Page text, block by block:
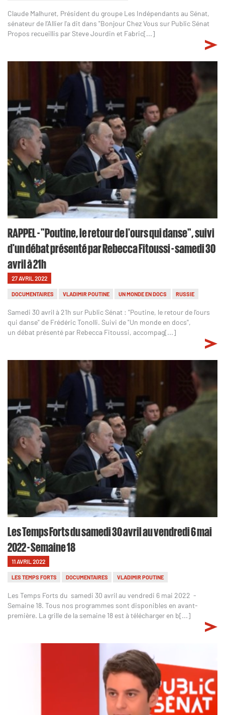
Claude Malhuret, Président du groupe Les Indépendants au Sénat,
sénateur de l’Allier l'a dit dans "Bonjour Chez Vous sur Public Sénat
Propos recueillis par Steve Jourdin et Fabric[...]
RAPPEL - "Poutine, le retour de l'ours qui danse", suivi
d'un débat présenté par Rebecca Fitoussi - samedi 30
avril à 21h
27 AVRIL 2022
DOCUMENTAIRES VLADIMIR POUTINE UN MONDE EN DOCS RUSSIE
Samedi 30 avril à 21h sur Public Sénat : "Poutine, le retour de l'ours
qui danse" de Frédéric Tonolli. Suivi de "Un monde en docs",
un débat présenté par Rebecca Fitoussi, accompag[...]
Les Temps Forts du samedi 30 avril au vendredi 6 mai
2022 - Semaine 18
11 AVRIL 2022
LES TEMPS FORTS DOCUMENTAIRES VLADIMIR POUTINE
Les Temps Forts du samedi 30 avril au vendredi 6 mai 2022 -
Semaine 18. Tous nos programmes sont disponibles en avant-
première. La grille de la semaine 18 est à télécharger en b[...]